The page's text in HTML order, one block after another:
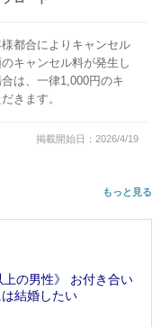
都合によりキャンセル
キャンセル料が発生し
は、一律1,000円のキ
きます。
掲載開始日：2026/4/19
もっと見る
上の男性》 お付き合い
結婚したい